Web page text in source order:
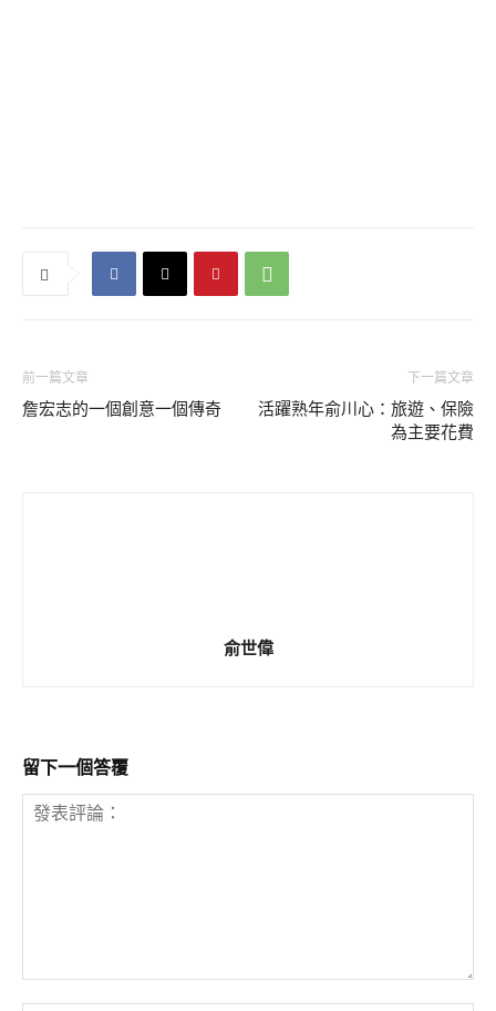
前一篇文章
詹宏志的一個創意一個傳奇
下一篇文章
活躍熟年俞川心：旅遊、保險
為主要花費
俞世偉
留下一個答覆